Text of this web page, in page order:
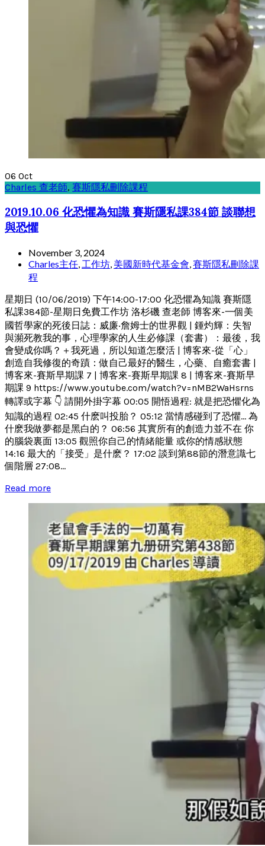
06 Oct
Charles 查老師, 賽斯隱私刪除課程
2019.10.06 化恐懼為知識 賽斯隱私課384節 談聯想
與恐懼
November 3, 2024
Charles主任, 工作坊, 美國新時代基金會,賽斯隱私刪除課
程
星期日 (10/06/2019) 下午14:00-17:00 化恐懼為知識 賽斯隱
私課384節-星期日免費工作坊 洛杉磯 查老師 博客來-一個美
國哲學家的死後日誌：威廉‧詹姆士的世界觀 | 鍾灼輝：失智
與瀕死教我的事，心理學家的人生必修課（套書）：最後，我
會變成你嗎？＋我死過，所以知道怎麼活 | 博客來-從「心」
創造自我修復的奇蹟：做自己最好的醫生，心藥、自癒套書 |
博客來-賽斯早期課 7 | 博客來-賽斯早期課 8 | 博客來-賽斯早
期課 9 https://www.youtube.com/watch?v=nMB2WaHsrns
轉譯或字幕 👇 請開外掛字幕 00:05 開悟過程: 就是把恐懼化為
知識的過程 02:45 什麽叫投胎？ 05:12 當情感碰到了恐懼... 為
什麽我做夢都是黑白的？ 06:56 其實所有的創造力並不在 你
的腦袋裏面 13:05 觀照你自己的情緒能量 或你的情感狀態
14:16 最大的「接受」是什麽？ 17:02 談到第88節的潛意識七
個階層 27:08...
Read more